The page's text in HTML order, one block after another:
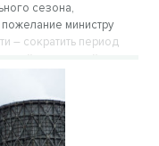
сезона,
министру
– сократить период